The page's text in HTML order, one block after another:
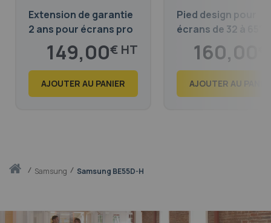
Accueilsamsung Samsung BE55D-H
Extension de garantie
2 ans pour écrans pro
Samsung 50-55", 16H /
149,00€
180,29
AJOUTER AU PANIER
Pied design pour
écrans de 32 à 65"
160,00
193,60
AJOUTER AU